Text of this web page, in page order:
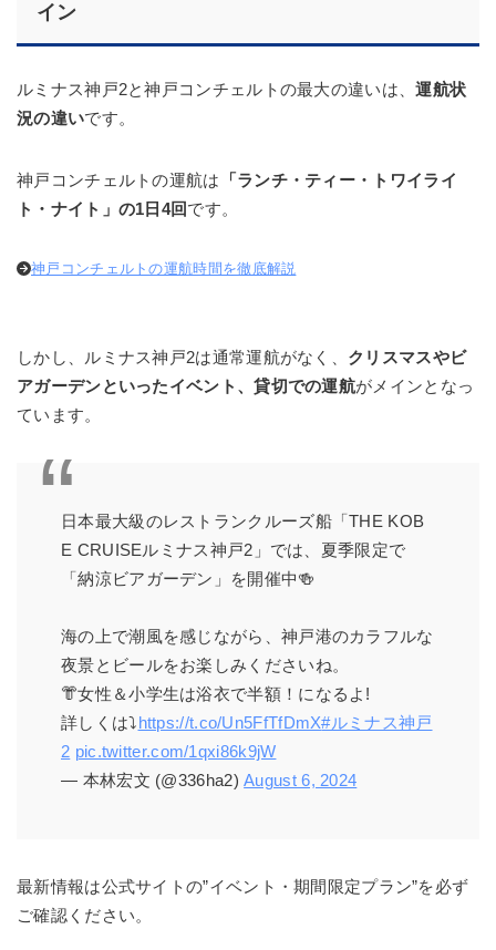
イン
ルミナス神戸2と神戸コンチェルトの最大の違いは、運航状
況の違いです。
神戸コンチェルトの運航は 「ランチ・ティー・トワイライ
ト・ナイト」の1日4回です。
神戸コンチェルトの運航時間を徹底解説
しかし、ルミナス神戸2は通常運航がなく、 クリスマスやビ
アガーデンといったイベント、貸切での運航がメインとなっ
ています。
日本最大級のレストランクルーズ船「THE KOB
E CRUISEルミナス神戸2」では、夏季限定で
「納涼ビアガーデン」を開催中🍻
海の上で潮風を感じながら、神戸港のカラフルな
夜景とビールをお楽しみくださいね。
👘女性＆小学生は浴衣で半額！になるよ!
詳しくは⤵https://t.co/Un5FfTfDmX#ルミナス神戸
2 pic.twitter.com/1qxi86k9jW
— 本林宏文 (@336ha2)August 6, 2024
最新情報は公式サイトの”イベント・期間限定プラン”を必ず
ご確認ください。